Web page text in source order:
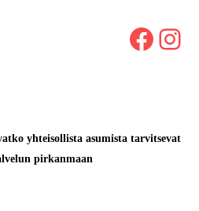
Facebook Instagram
yhteisollista asumista tarvitsevat
pirkanmaan